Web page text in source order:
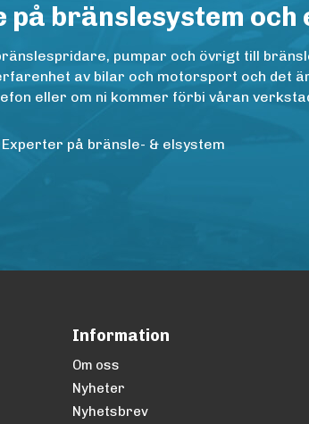
på bränslesystem och
pumpar och övrigt till
av bilar och motorsport och det
eller om ni kommer förbi våran
Experter på bränsle- & elsystem
Information
Om oss
Nyheter
Nyhetsbrev